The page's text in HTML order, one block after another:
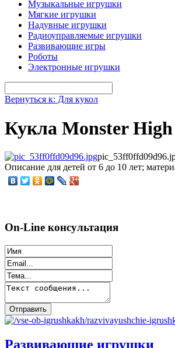
Музыкальные игрушки
Мягкие игрушки
Надувные игрушки
Радиоуправляемые игрушки
Развивающие игры
Роботы
Электронные игрушки
Вернуться к: Для кукол
Кукла Monster
Описание для детей от 6 до 10 лет;
On-Line консультация
Развивающие игрушки